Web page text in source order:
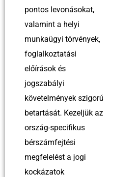
pontos levonásokat,
valamint a helyi
munkaügyi törvények,
foglalkoztatási
előírások és
jogszabályi
követelmények szigorú
betartását. Kezeljük az
ország-specifikus
bérszámfejtési
megfelelést a jogi
kockázatok